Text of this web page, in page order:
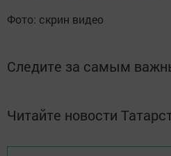
Фото: скрин видео
Следите за самым
Читайте новости